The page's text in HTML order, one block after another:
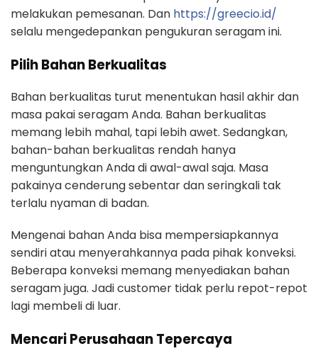
melakukan pemesanan. Dan https://greecio.id/
selalu mengedepankan pengukuran seragam ini.
Pilih Bahan Berkualitas
Bahan berkualitas turut menentukan hasil akhir dan
masa pakai seragam Anda. Bahan berkualitas
memang lebih mahal, tapi lebih awet. Sedangkan,
bahan-bahan berkualitas rendah hanya
menguntungkan Anda di awal-awal saja. Masa
pakainya cenderung sebentar dan seringkali tak
terlalu nyaman di badan.
Mengenai bahan Anda bisa mempersiapkannya
sendiri atau menyerahkannya pada pihak konveksi.
Beberapa konveksi memang menyediakan bahan
seragam juga. Jadi customer tidak perlu repot-repot
lagi membeli di luar.
Mencari Perusahaan Tepercaya